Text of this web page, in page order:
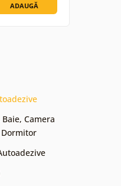
ADAUGĂ
Baie, Camera
Dormitor